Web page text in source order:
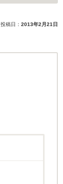
投稿日： 2013年2月21日